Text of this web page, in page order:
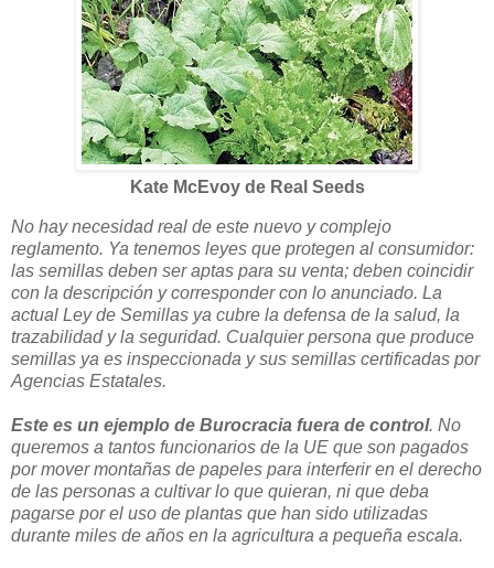
Kate McEvoy de Real Seeds
No hay necesidad real de este nuevo y complejo
reglamento. Ya tenemos leyes que protegen al consumidor:
las semillas deben ser aptas para su venta; deben coincidir
con la descripción y corresponder con lo anunciado. La
actual Ley de Semillas ya cubre la defensa de la salud, la
trazabilidad y la seguridad. Cualquier persona que produce
semillas ya es inspeccionada y sus semillas certificadas por
Agencias Estatales.
Este es un ejemplo de Burocracia fuera de control. No
queremos a tantos funcionarios de la UE que son pagados
por mover montañas de papeles para interferir en el derecho
de las personas a cultivar lo que quieran, ni que deba
pagarse por el uso de plantas que han sido utilizadas
durante miles de años en la agricultura a pequeña escala.